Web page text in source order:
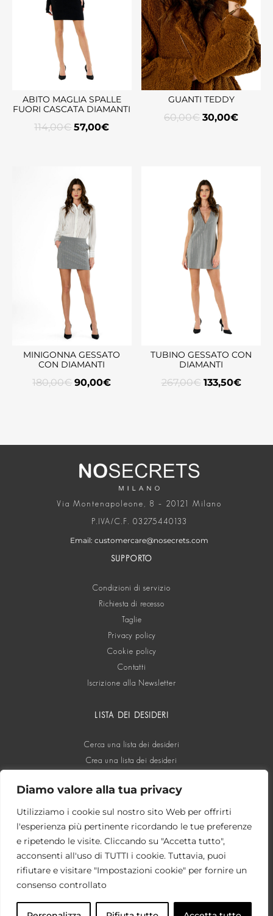
Diamo valore alla tua privacy
Utilizziamo i cookie sul nostro sito Web per offrirti
l'esperienza più pertinente ricordando le tue preferenze
e ripetendo le visite. Cliccando su "Accetta tutto",
acconsenti all'uso di TUTTI i cookie. Tuttavia, puoi
rifiutare e visitare "Impostazioni cookie" per fornire un
consenso controllato
ABITO MAGLIA SPALLE
FUORI CASCATA DIAMANTI
114,00€ 57,00€
GUANTI TEDDY
60,00€ 30,00€
MINIGONNA GESSATO
CON DIAMANTI
180,00€ 90,00€
TUBINO GESSATO CON
DIAMANTI
267,00€ 133,50€
Via Montenapoleone, 8 – 20121 Milano
P.IVA/C.F. 03275440133
Email: customercare@nosecrets.com
SUPPORTO
Condizioni di servizio
Richiesta di recesso
Taglie
Privacy policy
Cookie policy
Contatti
Iscrizione alla Newsletter
LISTA DEI DESIDERI
Cerca una lista dei desideri
Crea una lista dei desideri
SOCIAL